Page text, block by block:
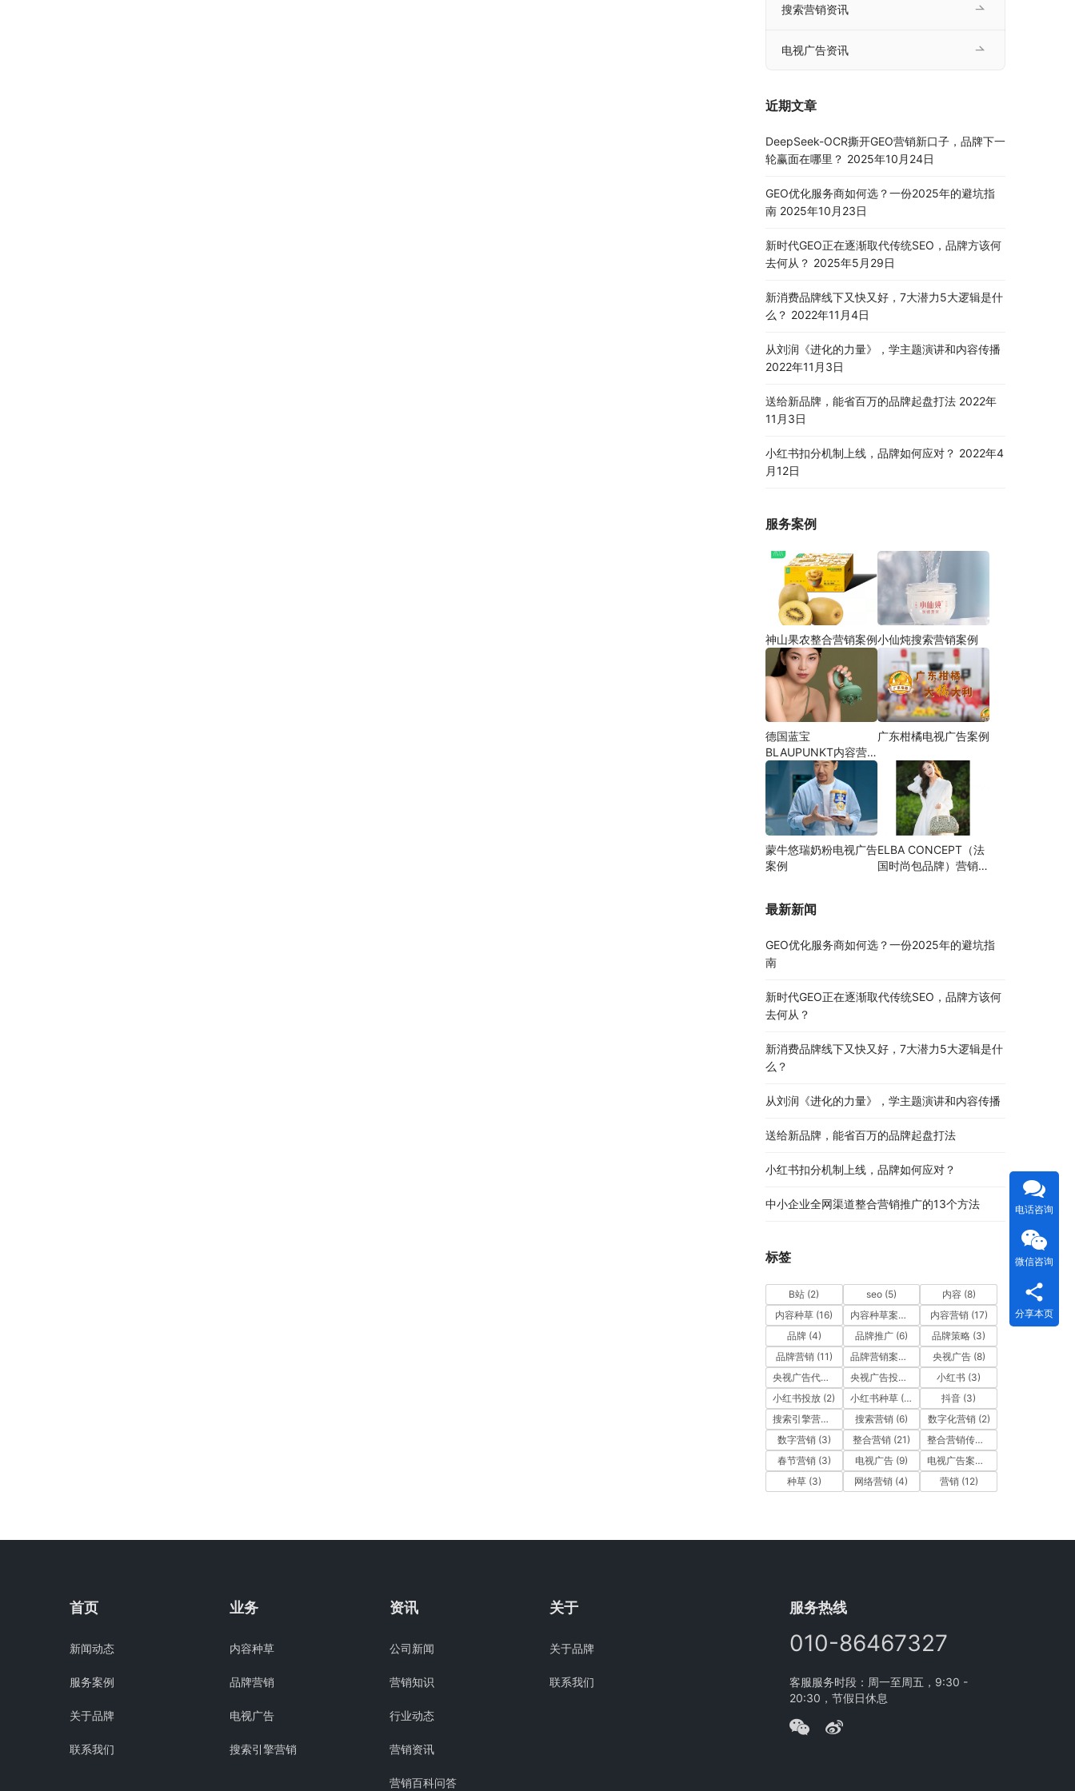
搜索营销资讯
电视广告资讯
近期文章
DeepSeek-OCR撕开GEO营销新口子，品牌下一
轮赢面在哪里？ 2025年10月24日
GEO优化服务商如何选？一份2025年的避坑指
南 2025年10月23日
新时代GEO正在逐渐取代传统SEO，品牌方该何
去何从？ 2025年5月29日
新消费品牌线下又快又好，7大潜力5大逻辑是什
么？ 2022年11月4日
从刘润《进化的力量》，学主题演讲和内容传播
2022年11月3日
送给新品牌，能省百万的品牌起盘打法 2022年
11月3日
小红书扣分机制上线，品牌如何应对？ 2022年4
月12日
服务案例
神山果农整合营销案例小仙炖搜索营销案例
德国蓝宝
BLAUPUNKT内容营
销案例
广东柑橘电视广告案例
蒙牛悠瑞奶粉电视广告
案例
ELBA CONCEPT（法
国时尚包品牌）营销案
最新新闻
GEO优化服务商如何选？一份2025年的避坑指
南
新时代GEO正在逐渐取代传统SEO，品牌方该何
去何从？
新消费品牌线下又快又好，7大潜力5大逻辑是什
么？
从刘润《进化的力量》，学主题演讲和内容传播
送给新品牌，能省百万的品牌起盘打法
小红书扣分机制上线，品牌如何应对？
中小企业全网渠道整合营销推广的13个方法
标签
B站 (2) seo(5) 内容(8)
内容种草 (16) 内容种草案例 内容营销(17)
品牌(4) 品牌推广(6) 品牌策略 (3)
品牌营销(11) 品牌营销案例 央视广告(8)
央视广告代理公司
(3) 央视广告投放 小红书 (3)
小红书投放 (2) 小红书种草(12) 抖音 (3)
搜索引擎营销
搜索营销(6) 数字化营销(2)
数字营销(3) 整合营销(21) 整合营销传播
春节营销(3) 电视广告(9) 电视广告案例
种草(3) 网络营销 (4) 营销(12)
首页
新闻动态
服务案例
关于品牌
联系我们
业务
内容种草
品牌营销
电视广告
搜索引擎营销
资讯
公司新闻
营销知识
行业动态
营销资讯
营销百科问答
关于
关于品牌
联系我们
服务热线
010-86467327
客服服务时段：周一至周五，9:30 -
20:30，节假日休息
电话咨询
微信咨询
分享本页